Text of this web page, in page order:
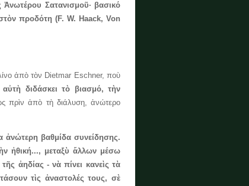
Ἀνωτέρου Σατανισμοῦ· βασικό
προδότη (F. W. Haack, Von
ἀπὸ τὸν Dietmar Eschner, ποὺ
διδάσκει τὸ βιασμό, τὴν
πρὶν ἀπὸ τὴ διάλυση, ἀνώτερο
ἀνώτερη βαθμίδα συνείδησης.
ἠθική..., μεταξὺ ἄλλων μέσω
ἀηδίας - νὰ πίνει κανεὶς τὰ
τὶς ἀναστολές τους, σὲ